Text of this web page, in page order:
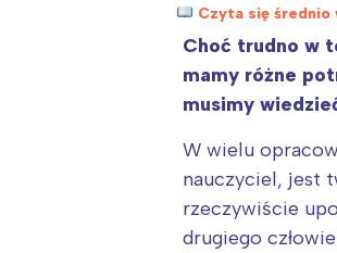
Czyta się średnio
Choć trudno w
mamy różne
musimy
W wielu
nauczyciel, jest
rzeczywiście
drugiego